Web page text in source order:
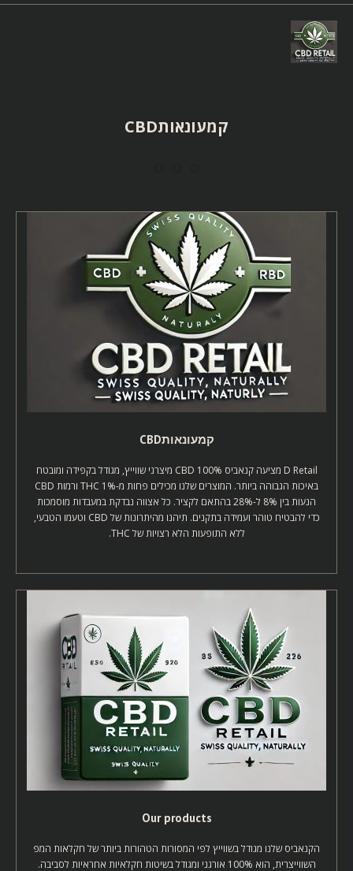
Skip
content
קמעונאותCBD
קמעונאותCBD
D Retail מציעה קנאביס CBD 100% מיצרני שווייץ, מגודל בקפידה ומובטח
באיכות הגבוהה ביותר. המוצרים שלנו מכילים פחות מ-1% THC ורמות CBD
הנעות בין 8% ל-28% בהתאם לקציר. כל אצווה נבדקת במעבדות מוסמכות
כדי להבטיח טוהר ועמידה בתקנים. תיהנו מהיתרונות של CBD וטעמו הטבעי,
ללא התופעות הלא רצויות של THC.
Our products
הקנאביס שלנו מגודל בשווייץ לפי המסורות הטהורות ביותר של חקלאות המפ
השווייצרית, הוא 100% אורגני ומגודל בשיטות חקלאיות אחראיות לסביבה.